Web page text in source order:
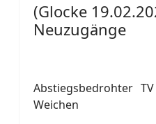
(Glocke
Neuzugänge
Abstiegsbedrohter
Weichen